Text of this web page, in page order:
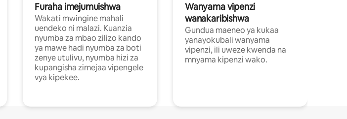
Furaha imejumuishwa
Wakati mwingine mahali
uendeko ni malazi. Kuanzia
nyumba za mbao zilizo kando
ya mawe hadi nyumba za boti
zenye utulivu, nyumba hizi za
kupangisha zimejaa vipengele
vya kipekee.
Wanyama vipenzi
wanakaribishwa
Gundua maeneo ya kukaa
yanayokubali wanyama
vipenzi, ili uweze kwenda na
mnyama kipenzi wako.